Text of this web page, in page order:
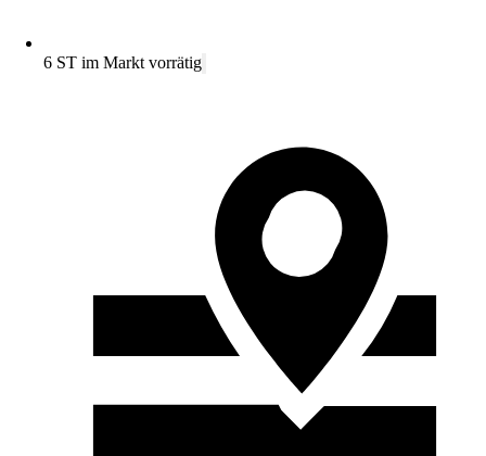
6 ST im Markt vorrätig